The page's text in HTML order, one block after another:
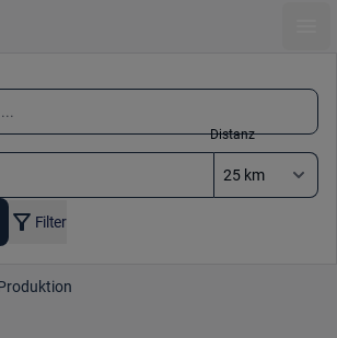
Distanz
Filter